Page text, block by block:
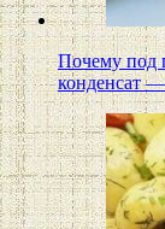
Почему под
конденсат —